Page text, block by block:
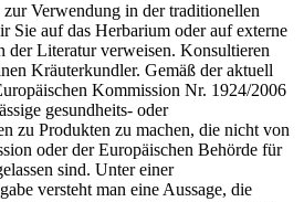
Verwendung in der traditionellen
Sie auf das Herbarium oder auf externe
der Literatur verweisen. Konsultieren
Kräuterkundler. Gemäß der aktuell
Kommission Nr. 1924/2006
gesundheits- oder
zu Produkten zu machen, die nicht von
oder der Europäischen Behörde für
sind. Unter einer
versteht man eine Aussage, die